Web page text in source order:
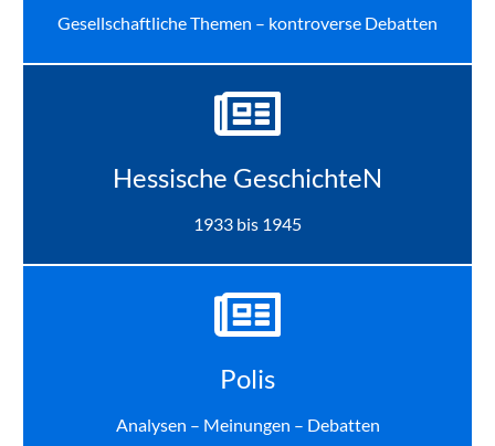
Gesellschaftliche Themen – kontroverse Debatten
Hessische GeschichteN
1933 bis 1945
Polis
Analysen – Meinungen – Debatten